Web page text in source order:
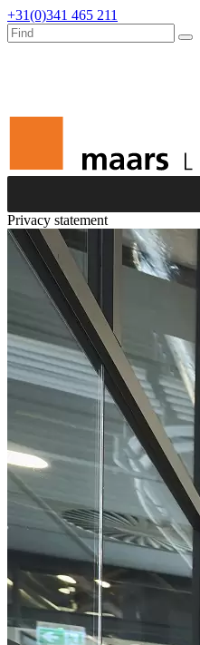
+31(0)341 465 211
Privacy statement